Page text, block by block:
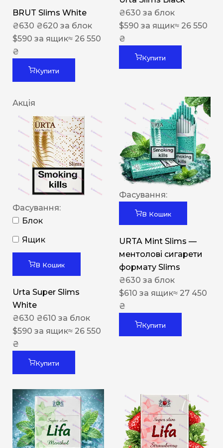
BRUT Slims White
₴630 ₴620 за блок
$590 за ящик≈ 26 550
₴
Купити
₴630 за блок
$590 за ящик≈ 26 550
₴
Купити
Акція
Фасування:
Блок
Ящик
В Кошик
Urta Super Slims
White
₴630 ₴610 за блок
$590 за ящик≈ 26 550
₴
Купити
Фасування:
В Кошик
URTA Mint Slims —
ментолові сигарети
формату Slims
₴630 за блок
$610 за ящик≈ 27 450
₴
Купити